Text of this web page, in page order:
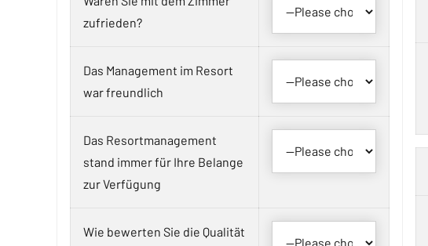
zufrieden?
Das Management im Resort
war freundlich
Das Resortmanagement
stand immer für Ihre Belange
zur Verfügung
Wie bewerten Sie die Qualität